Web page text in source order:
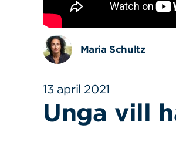
Maria Schultz
13 april 2021
Unga vill